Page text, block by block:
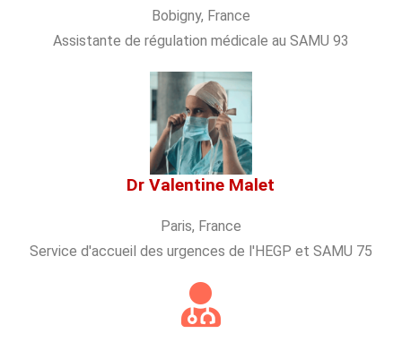
Bobigny, France
Assistante de régulation médicale au SAMU 93
Dr Valentine Malet
Paris, France
Service d'accueil des urgences de l'HEGP et SAMU 75